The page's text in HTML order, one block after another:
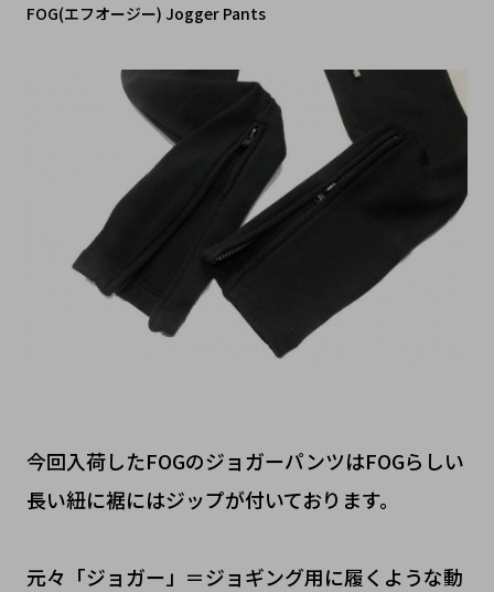
FOG(エフオージー) Jogger Pants
今回入荷したFOGのジョガーパンツはFOGらしい
長い紐に裾にはジップが付いております。
元々「ジョガー」＝ジョギング用に履くような動